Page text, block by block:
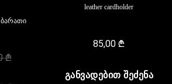
ბარათი
₾
leather cardholder
85,00₾
ᲒᲐᲜᲕᲐᲓᲔᲑᲘᲗ ᲨᲔᲫᲔᲜᲐ